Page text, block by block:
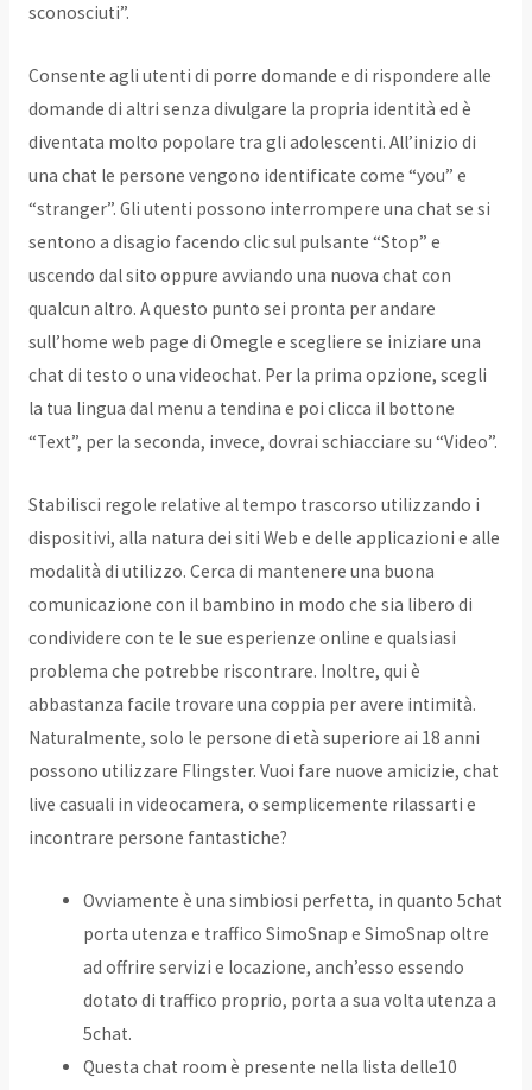
sconosciuti”.
Consente agli utenti di porre domande e di rispondere alle
domande di altri senza divulgare la propria identità ed è
diventata molto popolare tra gli adolescenti. All’inizio di
una chat le persone vengono identificate come “you” e
“stranger”. Gli utenti possono interrompere una chat se si
sentono a disagio facendo clic sul pulsante “Stop” e
uscendo dal sito oppure avviando una nuova chat con
qualcun altro. A questo punto sei pronta per andare
sull’home web page di Omegle e scegliere se iniziare una
chat di testo o una videochat. Per la prima opzione, scegli
la tua lingua dal menu a tendina e poi clicca il bottone
“Text”, per la seconda, invece, dovrai schiacciare su “Video”.
Stabilisci regole relative al tempo trascorso utilizzando i
dispositivi, alla natura dei siti Web e delle applicazioni e alle
modalità di utilizzo. Cerca di mantenere una buona
comunicazione con il bambino in modo che sia libero di
condividere con te le sue esperienze online e qualsiasi
problema che potrebbe riscontrare. Inoltre, qui è
abbastanza facile trovare una coppia per avere intimità.
Naturalmente, solo le persone di età superiore ai 18 anni
possono utilizzare Flingster. Vuoi fare nuove amicizie, chat
live casuali in videocamera, o semplicemente rilassarti e
incontrare persone fantastiche?
Ovviamente è una simbiosi perfetta, in quanto 5chat
porta utenza e traffico SimoSnap e SimoSnap oltre
ad offrire servizi e locazione, anch’esso essendo
dotato di traffico proprio, porta a sua volta utenza a
5chat.
Questa chat room è presente nella lista delle10